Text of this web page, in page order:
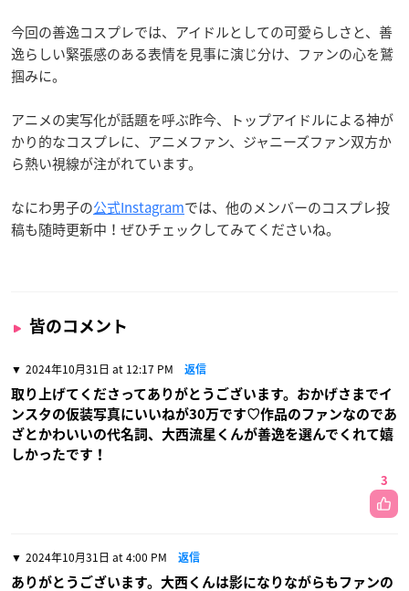
今回の善逸コスプレでは、アイドルとしての可愛らしさと、善
逸らしい緊張感のある表情を見事に演じ分け、ファンの心を鷲
掴みに。
アニメの実写化が話題を呼ぶ昨今、トップアイドルによる神が
かり的なコスプレに、アニメファン、ジャニーズファン双方か
ら熱い視線が注がれています。
なにわ男子の公式Instagramでは、他のメンバーのコスプレ投
稿も随時更新中！ぜひチェックしてみてくださいね。
皆のコメント
2024年10月31日 at 12:17 PM 返信
取り上げてくださってありがとうございます。おかげさまでイ
ンスタの仮装写真にいいねが30万です♡作品のファンなのであ
ざとかわいいの代名詞、大西流星くんが善逸を選んでくれて嬉
しかったです！
3
2024年10月31日 at 4:00 PM 返信
ありがとうございます。大西くんは影になりながらもファンの